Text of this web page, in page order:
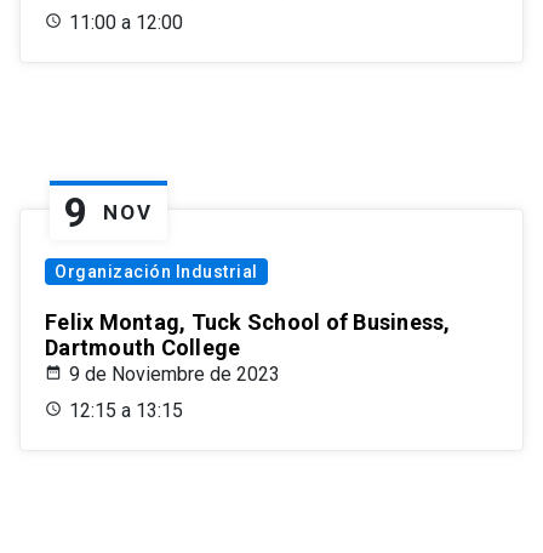
11:00 a 12:00
9 NOV
Organización Industrial
Felix Montag, Tuck School of Business,
Dartmouth College
9 de Noviembre de 2023
12:15 a 13:15